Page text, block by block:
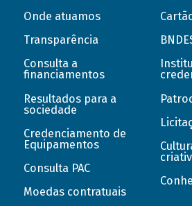
Onde atuamos
Transparência
Consulta a
financiamentos
Resultados para a
sociedade
Credenciamento de
Equipamentos
Consulta PAC
Moedas contratuais